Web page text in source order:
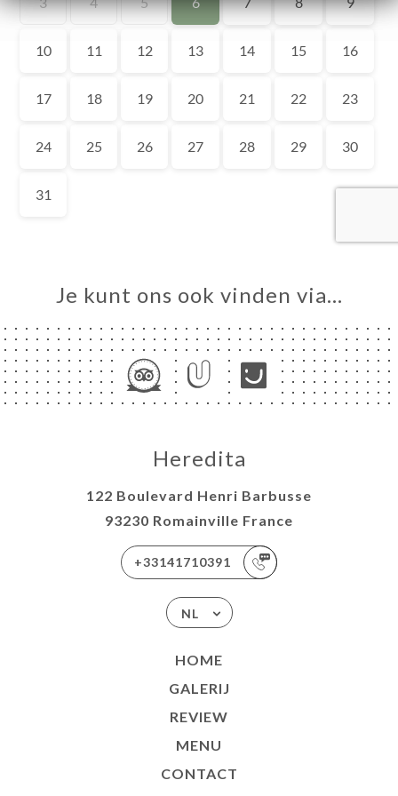
Je kunt ons ook vinden via…
Heredita
122 Boulevard Henri Barbusse
93230 Romainville France
+33141710391
NL
HOME
GALERIJ
REVIEW
MENU
CONTACT